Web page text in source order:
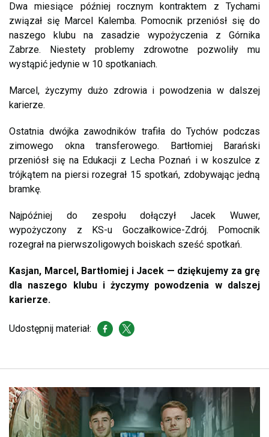
Dwa miesiące później rocznym kontraktem z Tychami
związał się Marcel Kalemba. Pomocnik przeniósł się do
naszego klubu na zasadzie wypożyczenia z Górnika
Zabrze. Niestety problemy zdrowotne pozwoliły mu
wystąpić jedynie w 10 spotkaniach.
Marcel, życzymy dużo zdrowia i powodzenia w dalszej
karierze.
Ostatnia dwójka zawodników trafiła do Tychów podczas
zimowego okna transferowego. Bartłomiej Barański
przeniósł się na Edukacji z Lecha Poznań i w koszulce z
trójkątem na piersi rozegrał 15 spotkań, zdobywając jedną
bramkę.
Najpóźniej do zespołu dołączył Jacek Wuwer,
wypożyczony z KS-u Goczałkowice-Zdrój. Pomocnik
rozegrał na pierwszoligowych boiskach sześć spotkań.
Kasjan, Marcel, Bartłomiej i Jacek — dziękujemy za grę
dla naszego klubu i życzymy powodzenia w dalszej
karierze.
Udostępnij materiał: